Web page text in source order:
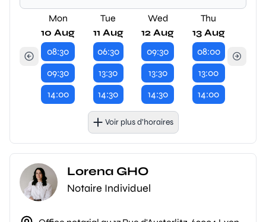
Mon
10 Aug
08:30
09:30
14:00
Tue
11 Aug
06:30
13:30
14:30
Wed
12 Aug
09:30
13:30
14:30
Thu
13 Aug
08:00
13:00
14:00
Voir plus d’horaires
Lorena GHO
Notaire Individuel